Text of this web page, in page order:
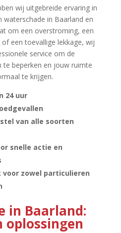
wij uitgebreide ervaring in
waterschade in Baarland en
om een overstroming, een
een toevallige lekkage, wij
service om de
te beperken en jouw ruimte
te krijgen.​
24 uur
van alle soorten
snelle actie en
voor zowel particulieren
in Baarland:
oplossingen